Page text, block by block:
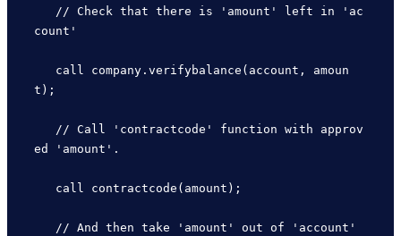
count'
t);
ed 'amount'.